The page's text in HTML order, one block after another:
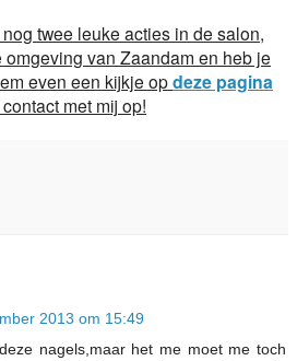
twee leuke acties in de salon,
van Zaandam en heb je
even een kijkje opdeze pagina
met mij op!
2013 om 15:49
nagels,maar het me moet me toch